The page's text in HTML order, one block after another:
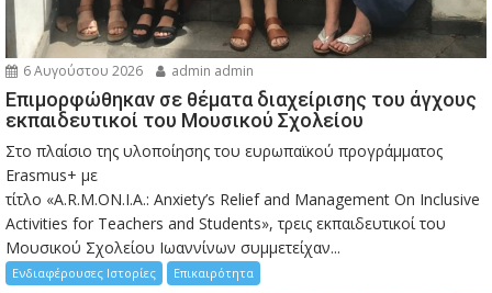
6 Αυγούστου 2026 admin admin
Eπιμορφώθηκαν σε θέματα διαχείρισης του άγχους
εκπαιδευτικοί του Μουσικού Σχολείου
Στο πλαίσιο της υλοποίησης του ευρωπαϊκού προγράμματος
Erasmus+ με
τίτλο «A.R.M.ON.I.A.: Anxiety’s Relief and Management On Inclusive
Activities for Teachers and Students», τρεις εκπαιδευτικοί του
Μουσικού Σχολείου Ιωαννίνων συμμετείχαν...
Ενδιαφέρουσες Ιστορίες Επικαιρότητα